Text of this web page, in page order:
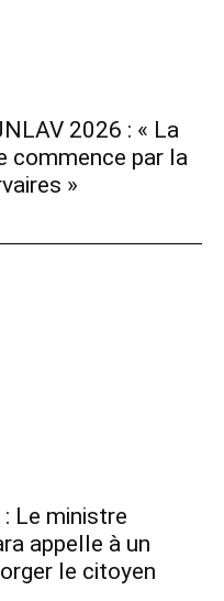
2026 : « La
commence par la
»
Le ministre
appelle à un
le citoyen